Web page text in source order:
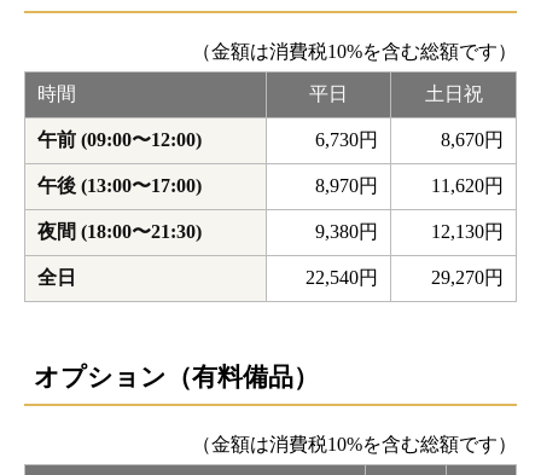
（金額は消費税10%を含む総額です）
時間 平日 土日祝
午前 (09:00〜12:00) 6,730円 8,670円
午後 (13:00〜17:00) 8,970円 11,620円
夜間 (18:00〜21:30) 9,380円 12,130円
全日 22,540円 29,270円
オプション（有料備品）
（金額は消費税10%を含む総額です）